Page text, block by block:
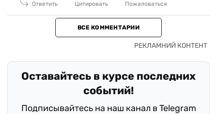
Ответить
Цитировать Пожаловаться
ВСЕ КОММЕНТАРИИ
Оставайтесь в курсе последних
событий!
Подписывайтесь на наш канал в Telegram